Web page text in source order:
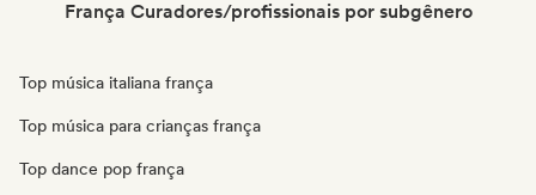
França Curadores/profissionais por subgênero
Top música italiana frança
Top música para crianças frança
Top dance pop frança